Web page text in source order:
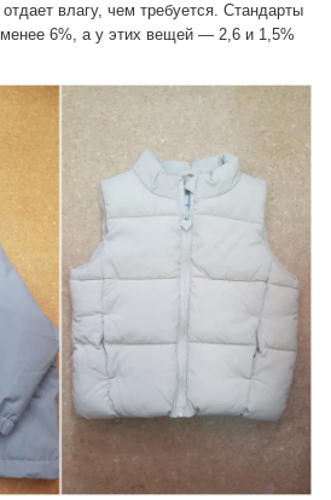
влагу, чем требуется. Стандарты
менее 6%, а у этих вещей — 2,6 и 1,5%